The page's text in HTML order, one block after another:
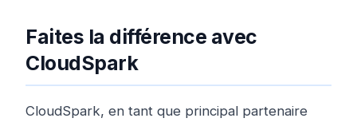
Faites la différence avec
CloudSpark
CloudSpark, en tant que principal partenaire